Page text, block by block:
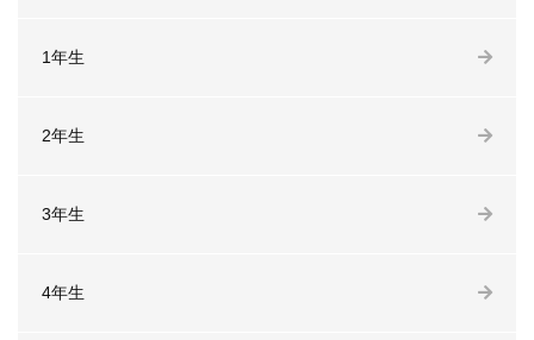
1年生
2年生
3年生
4年生